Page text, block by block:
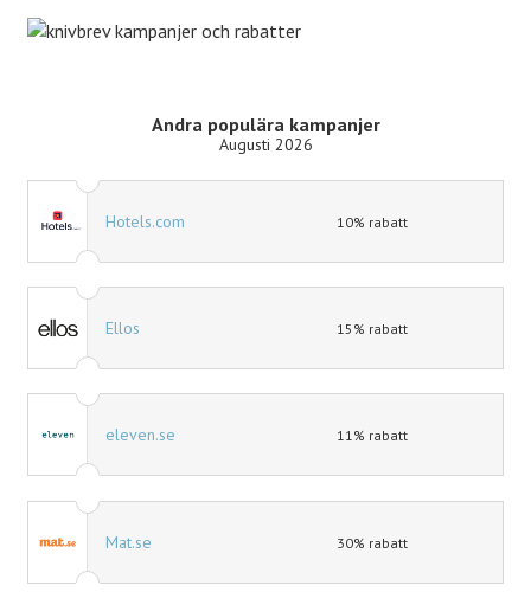
Andra populära kampanjer
Augusti 2026
Hotels.com 10% rabatt
Ellos 15% rabatt
eleven.se 11% rabatt
Mat.se 30% rabatt